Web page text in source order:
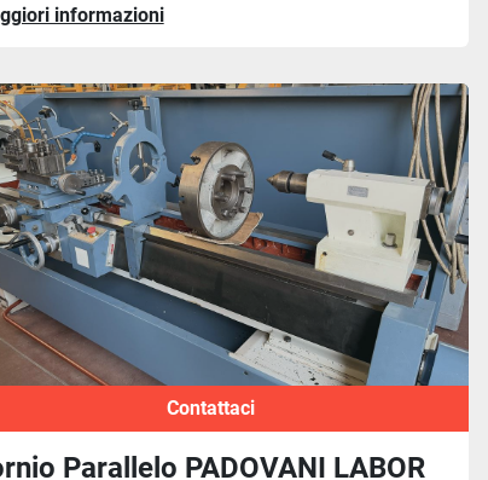
informazioni
Contattaci
Parallelo PADOVANI LABOR